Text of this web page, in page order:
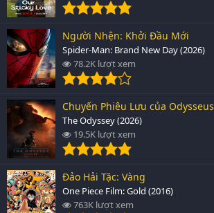
Người Nhện: Khởi Đầu Mới
Spider-Man: Brand New Day (2026)
78.2K lượt xem
Chuyến Phiêu Lưu của Odysseus
The Odyssey (2026)
19.5K lượt xem
Đảo Hải Tặc: Vàng
One Piece Film: Gold (2016)
763K lượt xem